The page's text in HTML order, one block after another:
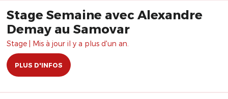
Stage Semaine avec Alexandre
Demay au Samovar
Stage | Mis à jour il y a plus d'un an.
PLUS D'INFOS